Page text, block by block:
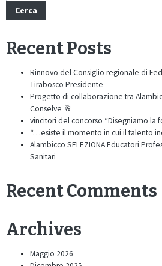
Cerca
Recent Posts
Rinnovo del Consiglio regionale di
Tirabosco Presidente
Progetto di collaborazione tra
Conselve 🥂
vincitori del concorso “Disegniamo la
“…esiste il momento in cui il talento
Alambicco SELEZIONA Educatori
Sanitari
Recent Comments
Archives
Maggio 2026